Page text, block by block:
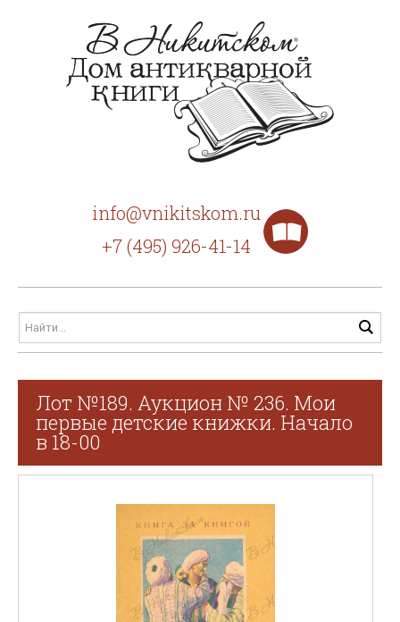
info@vnikitskom.ru
+7 (495) 926-41-14
Лот №189. Аукцион № 236. Мои
первые детские книжки. Начало
в 18-00